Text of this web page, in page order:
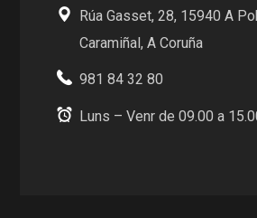
Rúa Gasset, 28, 15940 A
Caramiñal, A Coruña
981 84 32 80
Luns – Venr de 09.00 a